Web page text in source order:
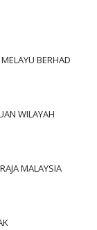
BERHAD
WILAYAH
MALAYSIA